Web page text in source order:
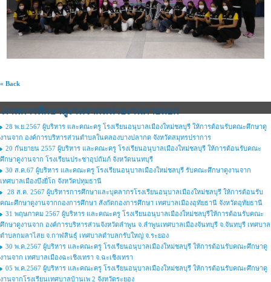
« Back
ภาพการศึกษาดูงานจากหน่วยงานภายนอก
28 พ.ย.2567 ผู้บริหาร และคณะครู โรงเรียนอนุบาลเมืองใหม่ชลบุรี ให้การต้อนรับคณะศึกษาดู
งานจาก องค์การบริหารส่วนตำบลในคลองบางปลากด จังหวัดสมุทรปราการ
20 กันยายน 2557 ผู้บริหาร และคณะครู โรงเรียนอนุบาลเมืองใหม่ชลบุรี ให้การต้อนรับคณะ
ศึกษาดูงานจาก โรงเรียนประชาอุปถัมภ์ จังหวัดนนทบุรี
30 ส.ค.67 ผู้บริหาร และคณะครู โรงเรียนอนุบาลเมืองใหม่ชลบุรี รับคณะศึกษาดูงานจาก
เทศบาลเมืองบึงยี่โถ จังหวัดปทุมธานี
28 ส.ค. 2567 ผู้บริหารการศึกษาและบุคลากรโรงเรียนอนุบาลเมืองใหม่ชลบุรี ให้การต้อนรับ
คณะศึกษาดูงานจากกองการศึกษา สังกัดกองการศึกษา เทศบาลเมืองอุทัยธานี จังหวัดอุทัยธานี
31 พฤษภาคม 2567 ผู้บริหาร และคณะครู โรงเรียนอนุบาลเมืองใหม่ชลบุรีให้การต้อนรับคณะ
ศึกษาดูงานจาก องค์การบริหารส่วนจังหวัดลำพูน จ.ลำพูนเทศบาลเมืองจันทบุรี จ.จันทบุรี เทศบาล
ตำบลกมลาไสย จ.กาฬสินธุ์ เทศบาลตำบลกรับใหญ่ จ.ระยอง
30 พ.ค.2567 ผู้บริหาร และคณะครู โรงเรียนอนุบาลเมืองใหม่ชลบุรี ให้การต้อนรับคณะศึกษาดู
งานจาก เทศบาลเมืองฉะเชิงเทรา จ.ฉะเชิงเทรา
05 พ.ค.2567 ผู้บริหาร และคณะครู โรงเรียนอนุบาลเมืองใหม่ชลบุรี ให้การต้อนรับคณะศึกษาดู
งานจากโรงเรียนเทศบาลบ้านเพ 2 จังหวัดระยอง